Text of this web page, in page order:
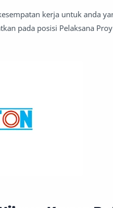
kerja untuk anda
pada posisi Pelaksana